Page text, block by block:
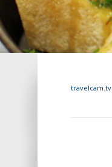
travelcam.tv